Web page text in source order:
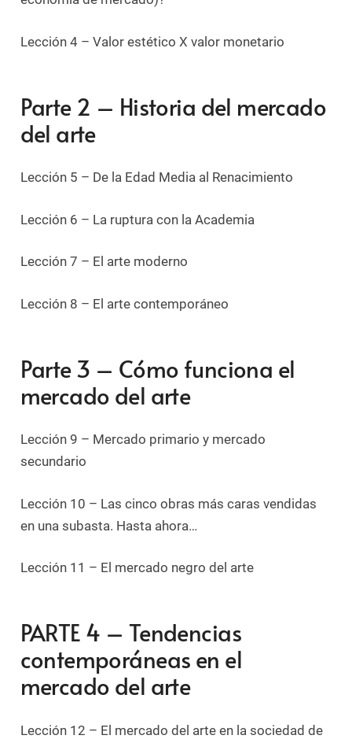
Lección 4 – Valor estético X valor monetario
Parte 2 – Historia del mercado
del arte
Lección 5 – De la Edad Media al Renacimiento
Lección 6 – La ruptura con la Academia
Lección 7 – El arte moderno
Lección 8 – El arte contemporáneo
Parte 3 – Cómo funciona el
mercado del arte
Lección 9 – Mercado primario y mercado
secundario
Lección 10 – Las cinco obras más caras vendidas
en una subasta. Hasta ahora…
Lección 11 – El mercado negro del arte
PARTE 4 – Tendencias
contemporáneas en el
mercado del arte
Lección 12 – El mercado del arte en la sociedad de